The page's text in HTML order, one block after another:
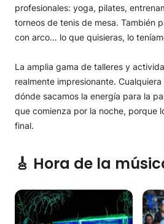
profesionales: yoga, pilates,
torneos de tenis de mesa. También
con arco… lo que quisieras, lo
La amplia gama de talleres y
realmente impresionante.
dónde sacamos la energía para la
que comienza por la noche, porque
final.
🎸 Hora de la